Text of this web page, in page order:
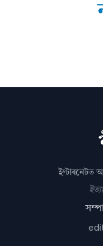
ইণ্টাৰনেটত